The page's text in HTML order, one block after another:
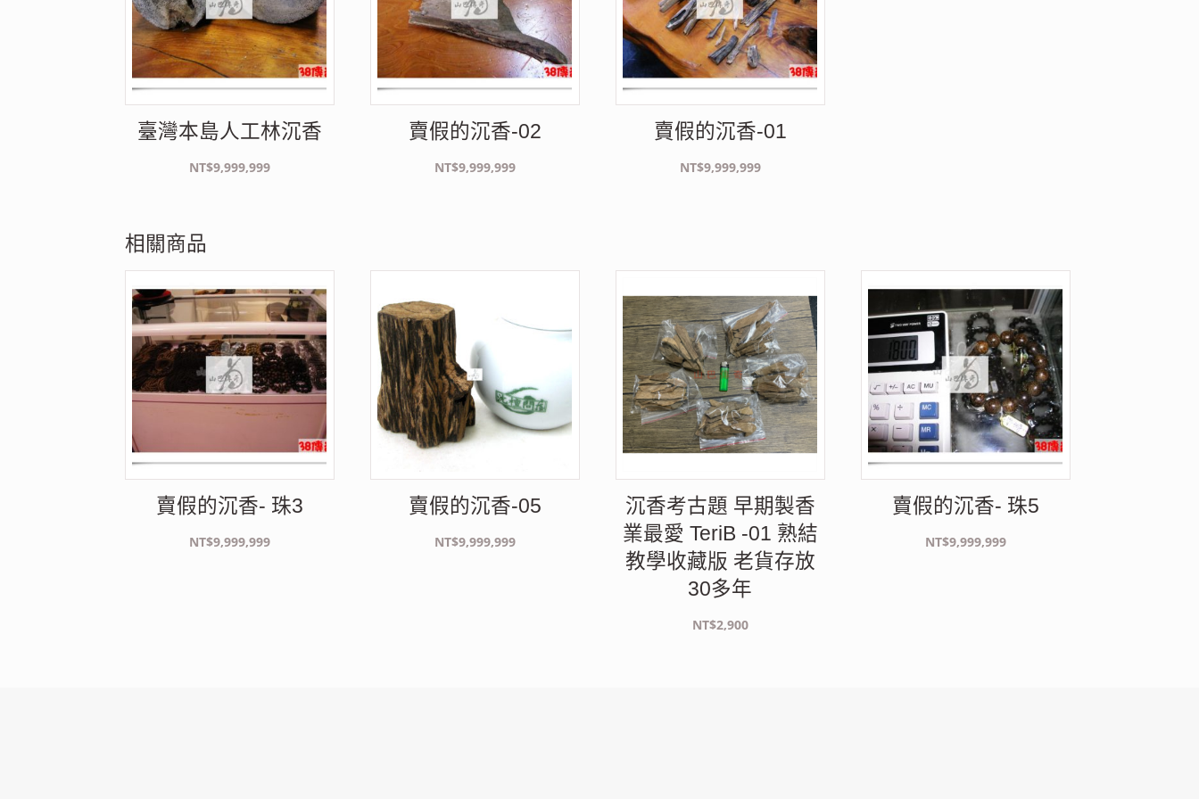
臺灣本島人工林沉香
NT$9,999,999
賣假的沉香-02
NT$9,999,999
賣假的沉香-01
NT$9,999,999
相關商品
賣假的沉香- 珠3
NT$9,999,999
賣假的沉香-05
NT$9,999,999
沉香考古題 早期製香
業最愛 TeriB -01 熟結
教學收藏版 老貨存放
30多年
NT$2,900
賣假的沉香- 珠5
NT$9,999,999